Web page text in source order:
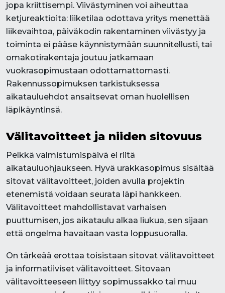
jopa kriittisempi. Viivästyminen voi aiheuttaa
ketjureaktioita: liiketilaa odottava yritys menettää
liikevaihtoa, päiväkodin rakentaminen viivästyy ja
toiminta ei pääse käynnistymään suunnitellusti, tai
omakotirakentaja joutuu jatkamaan
vuokrasopimustaan odottamattomasti.
Rakennussopimuksen tarkistuksessa
aikatauluehdot ansaitsevat oman huolellisen
läpikäyntinsä.
Välitavoitteet ja niiden sitovuus
Pelkkä valmistumispäivä ei riitä
aikatauluohjaukseen. Hyvä urakkasopimus sisältää
sitovat välitavoitteet, joiden avulla projektin
etenemistä voidaan seurata läpi hankkeen.
Välitavoitteet mahdollistavat varhaisen
puuttumisen, jos aikataulu alkaa liukua, sen sijaan
että ongelma havaitaan vasta loppusuoralla.
On tärkeää erottaa toisistaan sitovat välitavoitteet
ja informatiiviset välitavoitteet. Sitovaan
välitavoitteeseen liittyy sopimussakko tai muu